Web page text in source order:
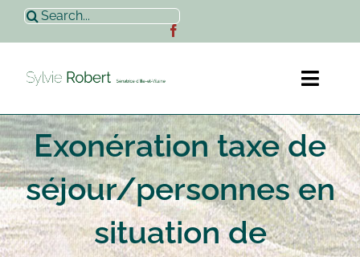
Passer
contenu
Rechercher:
Accueil
Sylvie Robert
Actualités
Exonération taxe de
séjour/personnes en
situation de